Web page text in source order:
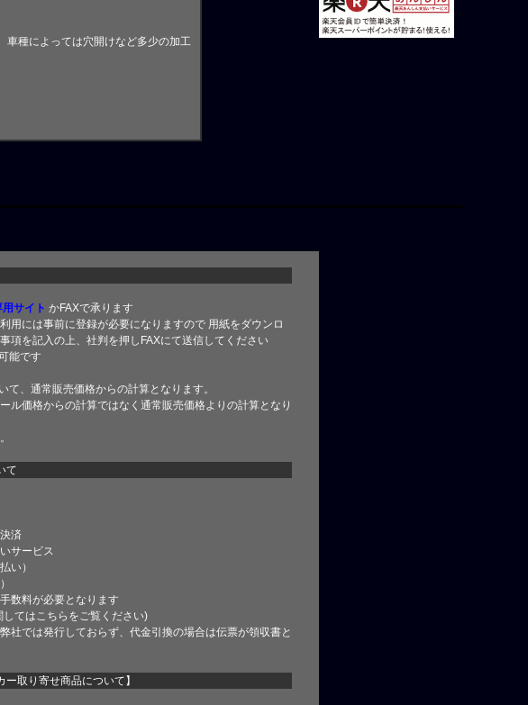
種によっては穴開けなど多少の加工
用サイト かFAXで承ります
用には事前に登録が必要になりますので 用紙をダウンロ
項を記入の上、社判を押しFAXにて送信してください
能です
て、通常販売価格からの計算となります。
ル価格からの計算ではなく通常販売価格よりの計算となり
て
済
サービス
い）
数料が必要となります
てはこちら をご覧ください)
社では発行しておらず、代金引換の場合は伝票が領収書と
取り寄せ商品について】